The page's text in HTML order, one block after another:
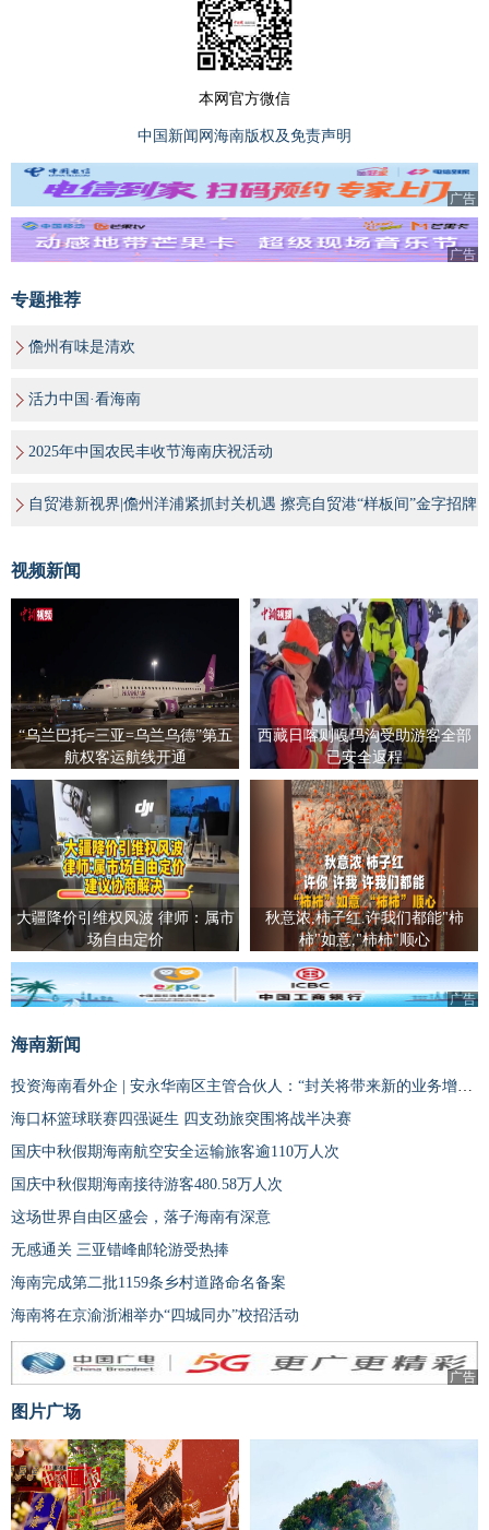
本网官方微信
中国新闻网海南版权及免责声明
广告
广告
专题推荐
儋州有味是清欢
活力中国·看海南
2025年中国农民丰收节海南庆祝活动
自贸港新视界|儋州洋浦紧抓封关机遇 擦亮自贸港“样板间”金字招牌
视频新闻
“乌兰巴托=三亚=乌兰乌德”第五
航权客运航线开通
西藏日喀则嘎玛沟受助游客全部
已安全返程
大疆降价引维权风波 律师：属市
场自由定价
秋意浓,柿子红.许我们都能"柿
柿"如意,"柿柿"顺心
广告
海南新闻
海口杯篮球联赛四强诞生 四支劲旅突围将战半决赛
国庆中秋假期海南航空安全运输旅客逾110万人次
国庆中秋假期海南接待游客480.58万人次
这场世界自由区盛会，落子海南有深意
无感通关 三亚错峰邮轮游受热捧
海南完成第二批1159条乡村道路命名备案
海南将在京渝浙湘举办“四城同办”校招活动
广告
图片广场